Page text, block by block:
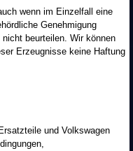
wenn im Einzelfall eine
Genehmigung
beurteilen. Wir können
Erzeugnisse keine Haftung
und Volkswagen